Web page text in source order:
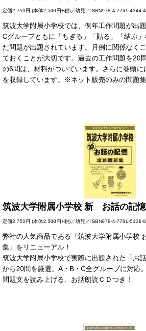
定価2,750円 (本体2,500円+税)／幼児／ISBN978-4-7761-4344-4
筑波大学附属小学校では、例年工作問題が出
Cグループともに「ちぎる」「貼る」「結ぶ
だ問題が出題されています。月例に関係なく
ておくことが大切です。過去の工作問題を20
の6問は、材料がついています。さらに巻頭に
を収録しています。※ネット販売のみの問題集
筑波大学附属小学校 新 お話の記
定価2,750円 (本体2,500円+税)／幼児／ISBN978-4-7761-5138-8
弊社の人気商品である『筑波大学附属小学校
集』をリニューアル！
筑波大学附属小学校で実際に出題された「お
から20問を厳選。A・B・C全グループに対応。
問題文を読み上げる、お話朗読ＣＤつき！